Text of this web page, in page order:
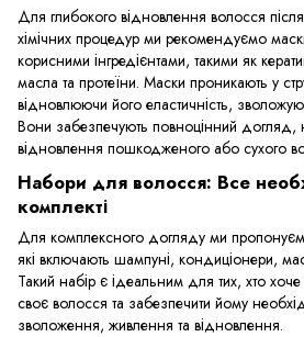
Для глибокого відновлення волосся
хімічних процедур ми рекомендуємо
корисними інгредієнтами, такими як
масла та протеїни. Маски проникають у
відновлюючи його еластичність,
Вони забезпечують повноцінний догляд,
відновлення пошкодженого або сухого
Набори для волосся: Все
комплекті
Для комплексного догляду ми
які включають шампуні, кондиціонери,
Такий набір є ідеальним для тих, хто
своє волосся та забезпечити йому
зволоження, живлення та відновлення.